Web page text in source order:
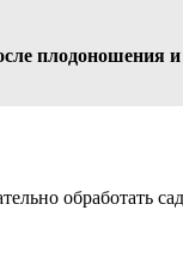
обработать